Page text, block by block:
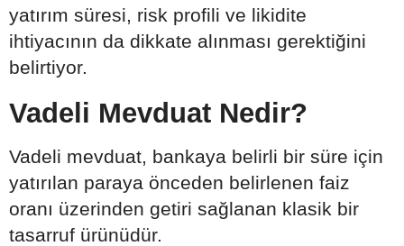
yatırım süresi, risk profili ve likidite
ihtiyacının da dikkate alınması gerektiğini
belirtiyor.
Vadeli Mevduat Nedir?
Vadeli mevduat, bankaya belirli bir süre için
yatırılan paraya önceden belirlenen faiz
oranı üzerinden getiri sağlanan klasik bir
tasarruf ürünüdür.